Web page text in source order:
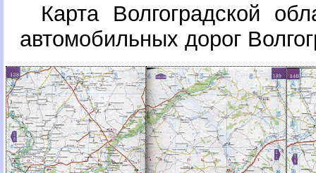
Карта Волгоградской
автомобильных дорог